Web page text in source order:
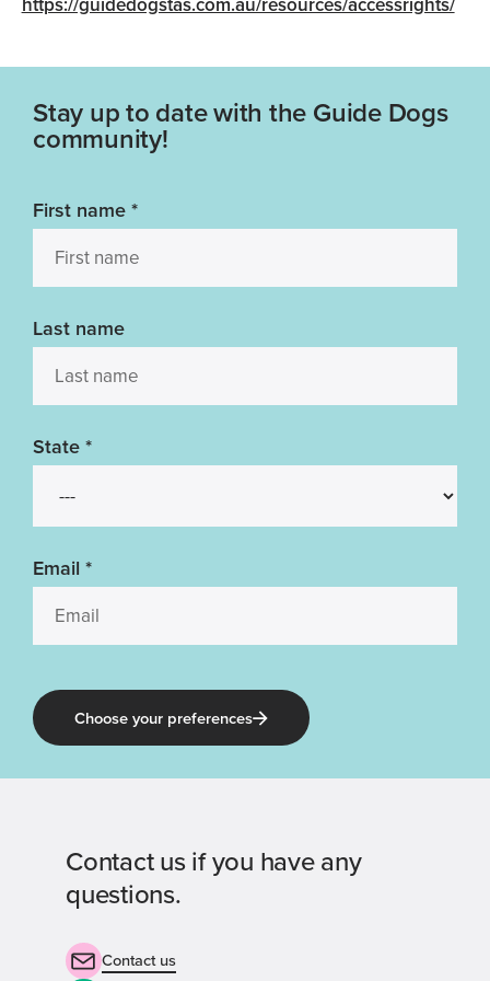
Stay up to date with the Guide Dogs
community!
First name *
Last name
State *
Email *
Choose your preferences
Contact us if you have any
questions.
Contact us